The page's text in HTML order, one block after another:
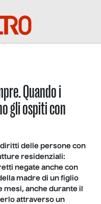
Quando i
gli ospiti con
diritti delle persone con
residenziali:
negate anche con
madre di un figlio
mesi, anche durante il
attraverso un